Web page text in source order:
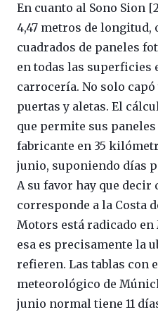
En cuanto al Sono Sion
4,47 metros de longitud,
cuadrados de paneles
en todas las superficies
carrocería. No solo
puertas y aletas. El
que permite sus
fabricante en 35
junio, suponiendo días
A su favor hay que decir
corresponde a la Costa
Motors está radicado
esa es precisamente la
refieren. Las tablas con
meteorológico de
junio normal tiene 11